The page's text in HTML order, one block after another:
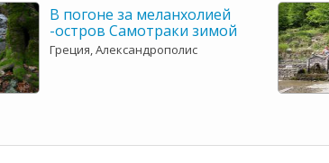
В погоне за меланхолией
-остров Самотраки зимой
Греция, Александрополис